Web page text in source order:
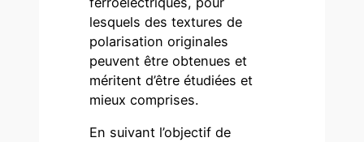
lesquels des textures de
polarisation originales
peuvent être obtenues et
méritent d’être étudiées et
mieux comprises.
En suivant l’objectif de